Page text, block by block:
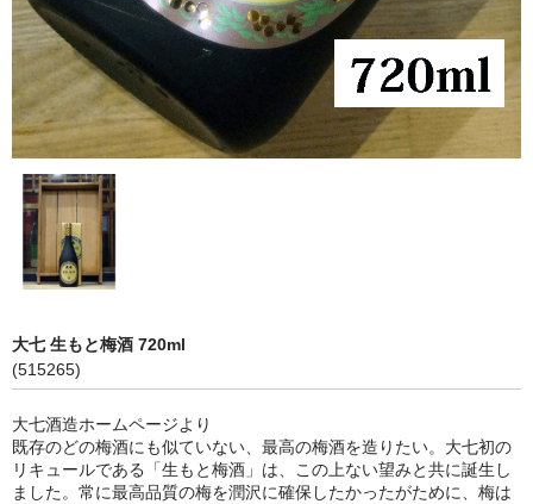
隆・丹沢山 川西屋酒造店（神奈川県足柄上郡）
長珍 長珍酒造（愛知県津島市）
天遊琳・伊勢の白酒 タカハシ酒造（三重県四日市市）
るみ子の酒・英・妙の華 森喜酒造（三重県伊賀市）
大治郎・喜量能 畑酒造（滋賀県東近江市）
秋鹿・奥鹿 秋鹿酒造（大阪府豊能郡能勢町）
睡龍・生もとのどぶ 久保本家酒造（奈良県宇陀市）
竹泉 田治米（兵庫県朝来市）
奥播磨 下村酒造店（兵庫県姫路市安富町）
諏訪泉 諏訪酒造（鳥取県八頭郡智頭町）
大七 生もと梅酒 720ml
(515265)
大七酒造ホームページより
既存のどの梅酒にも似ていない、最高の梅酒を造りたい。大七初の
リキュールである「生もと梅酒」は、この上ない望みと共に誕生し
ました。常に最高品質の梅を潤沢に確保したかったがために、梅は